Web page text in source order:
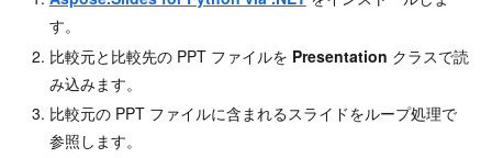
す。
比較元と比較先の PPT ファイルを Presentation クラスで読
み込みます。
比較元の PPT ファイルに含まれるスライドをループ処理で
参照します。